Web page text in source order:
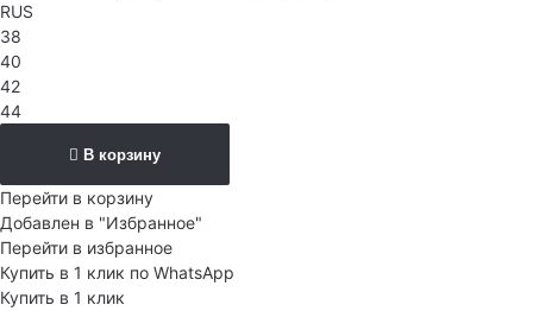
RUS
38
40
42
44
В корзину
Перейти в корзину
Добавлен в "Избранное"
Перейти в избранное
Купить в 1 клик по WhatsApp
Купить в 1 клик